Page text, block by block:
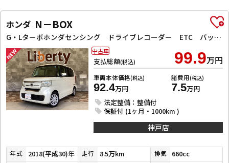
ホンダ N－BOX
G・Lターボホンダセンシング ドライブレコーダー ETC バックカメラ 両側電動スライドドア ナビ TV クリアランスソナー レーンアシスト 衝突被害軽減システム オートライト スマートキー アイドリングストップ 電動格納ミラー
支払総額(税込) 99.9万円
車両本体価格(税込)
92.4万円
諸費用(税込)
7.5万円
法定整備：整備付
保証付 (1ヶ月・1000km )
中古車
神戸店
年式 2018(平成30)年 走行 8.5万km 排気 660cc